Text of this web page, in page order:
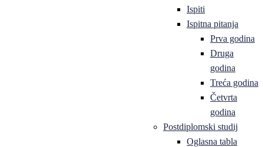
Ispiti
Ispitna pitanja
Prva godina
Druga
godina
Treća godina
Četvrta
godina
Postdiplomski studij
Oglasna tabla